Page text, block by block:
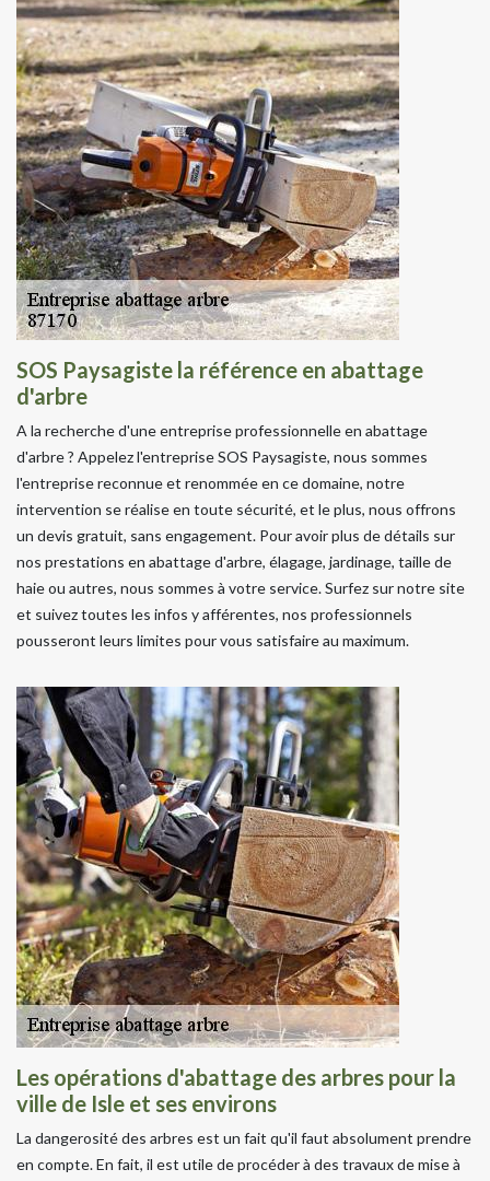
SOS Paysagiste la référence en abattage
d'arbre
A la recherche d'une entreprise professionnelle en abattage
d'arbre ? Appelez l'entreprise SOS Paysagiste, nous sommes
l'entreprise reconnue et renommée en ce domaine, notre
intervention se réalise en toute sécurité, et le plus, nous offrons
un devis gratuit, sans engagement. Pour avoir plus de détails sur
nos prestations en abattage d'arbre, élagage, jardinage, taille de
haie ou autres, nous sommes à votre service. Surfez sur notre site
et suivez toutes les infos y afférentes, nos professionnels
pousseront leurs limites pour vous satisfaire au maximum.
Les opérations d'abattage des arbres pour la
ville de Isle et ses environs
La dangerosité des arbres est un fait qu'il faut absolument prendre
en compte. En fait, il est utile de procéder à des travaux de mise à